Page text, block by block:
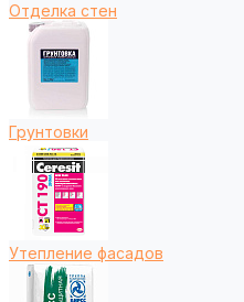
Отделка стен
Грунтовки
Утепление фасадов